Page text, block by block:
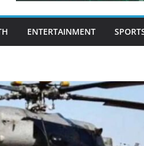
ENTERTAINMENT